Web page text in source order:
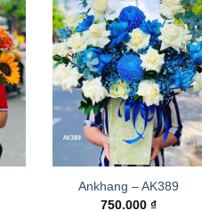
Ankhang – AK389
750.000 ₫